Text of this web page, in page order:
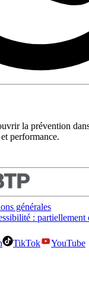
la prévention
performance.
générales
: partiellement
TikTok
YouTube